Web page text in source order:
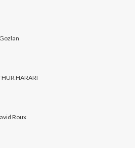
HARARI
Roux